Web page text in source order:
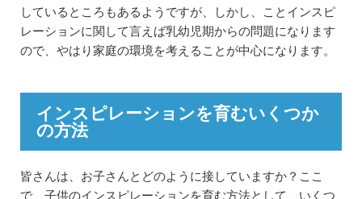
しているところもあるようですが、しかし、ことインスピ
レーションに関して言えば乳幼児期からの問題になります
ので、やはり家庭の環境を考えることが中心になります。
インスピレーションを育むいくつか
の方法
皆さんは、お子さんとどのように接していますか？ここ
で、子供のインスピレーションを育む方法として、いくつ